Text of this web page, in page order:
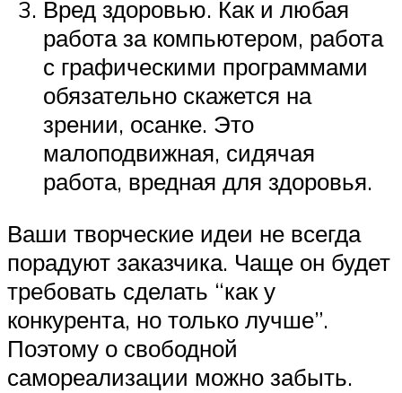
Вред здоровью. Как и любая
работа за компьютером, работа
с графическими программами
обязательно скажется на
зрении, осанке. Это
малоподвижная, сидячая
работа, вредная для здоровья.
Ваши творческие идеи не всегда
порадуют заказчика. Чаще он будет
требовать сделать “как у
конкурента, но только лучше”.
Поэтому о свободной
самореализации можно забыть.